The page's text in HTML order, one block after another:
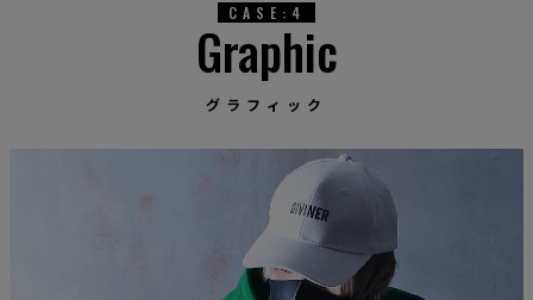
CASE:4
Graphic
グラフィック